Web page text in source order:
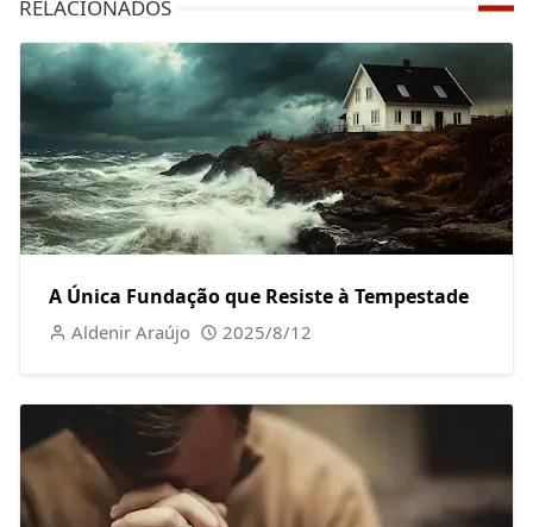
RELACIONADOS
A Única Fundação que Resiste à Tempestade
Aldenir Araújo 2025/8/12